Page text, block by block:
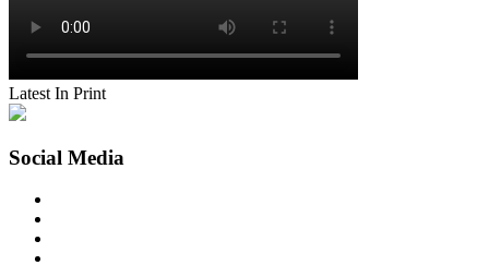
Latest In Print
Social Media